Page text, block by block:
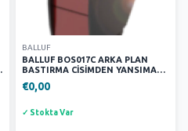
632
BALLUF
BALLUF BOS017C ARKA PLAN
BASTIRMA CİSİMDEN YANSIMALI
€0,00
✓ Stokta Var